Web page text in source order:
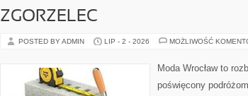
ZGORZELEC
POSTED BY ADMIN LIP - 2 - 2026 MOŻLIWOŚĆ
Moda Wrocław to
poświęcony